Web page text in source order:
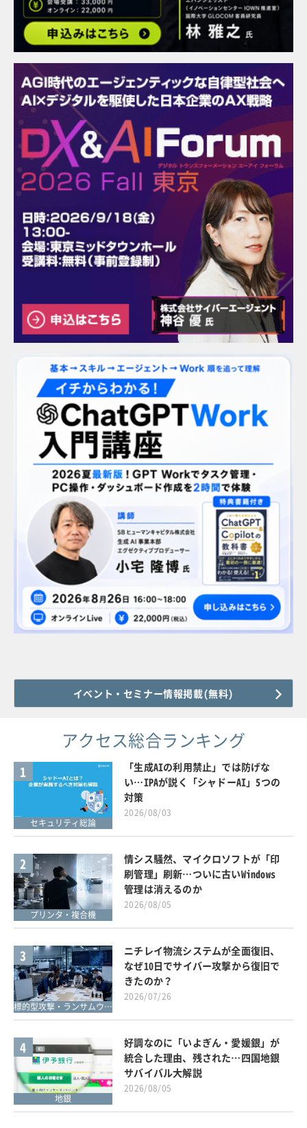
イベント・セミナー情報掲載(無料)
アクセス総合ランキング
1
セキュリティ総論
「生成AIの利用禁止」では防げな
い…IPAが説く「シャドーAI」5つの
対策
2026/08/03
2
プリンタ・複合機
情シス騒然、マイクロソフトが「印
刷管理」刷新…ついに古いWindows
管理は消えるのか
2026/08/05
3
標的型攻撃・ランサムウェア対策
ニチレイ物流システムが全面復旧、
なぜ10日でサイバー攻撃から復旧で
きたのか？
2026/07/26
4
地銀
好調なのに「いよぎん・愛媛銀」が
統合した理由、残された…四国地銀
サバイバル大解説
2026/08/05